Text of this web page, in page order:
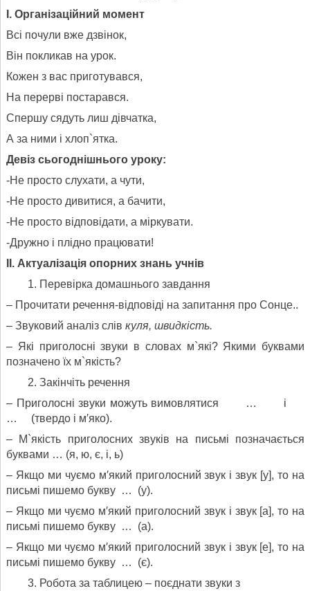
І. Організаційний момент
Всі почули вже дзвінок,
Він покликав на урок.
Кожен з вас приготувався,
На перерві постарався.
Спершу сядуть лиш дівчатка,
А за ними і хлоп`ятка.
Девіз сьогоднішнього уроку:
-Не просто слухати, а чути,
-Не просто дивитися, а бачити,
-Не просто відповідати, а міркувати.
-Дружно і плідно працювати!
ІІ. Актуалізація опорних знань учнів
Перевірка домашнього завдання
– Прочитати речення-відповіді на запитання про Сонце..
– Звуковий аналіз слів куля, швидкість.
– Які приголосні звуки в словах м`які? Якими буквами
позначено їх м`якість?
Закінчіть речення
– Приголосні звуки можуть вимовлятися … і
… (твердо і м′яко).
– М`якість приголосних звуків на письмі позначається
буквами … (я, ю, є, і, ь)
– Якщо ми чуємо м′який приголосний звук і звук [у], то на
письмі пишемо букву … (у).
– Якщо ми чуємо м′який приголосний звук і звук [а], то на
письмі пишемо букву … (а).
– Якщо ми чуємо м′який приголосний звук і звук [е], то на
письмі пишемо букву … (є).
Робота за таблицею – поєднати звуки з